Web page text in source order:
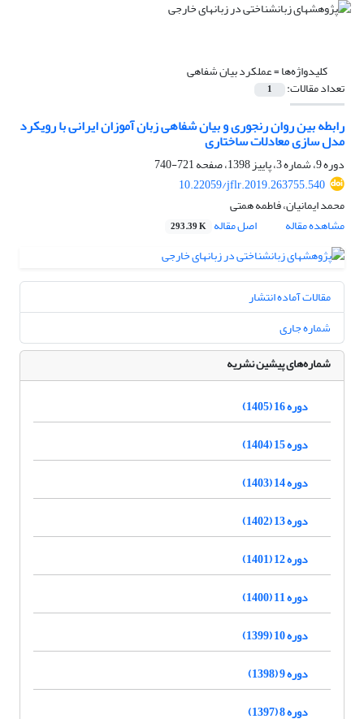
کلیدواژه‌ها =عملکرد بیان شفاهی
تعداد مقالات: 1
رابطه بین روان رنجوری و بیان شفاهی زبان آموزان ایرانی با رویکرد
مدل سازی معادلات ساختاری
دوره 9، شماره 3، پاییز 1398، صفحه
721-740
10.22059/jflr.2019.263755.540
محمد ایمانیان، فاطمه همتی
مشاهده مقاله
اصل مقاله 293.39 K
مقالات آماده انتشار
شماره جاری
شماره‌های پیشین نشریه
دوره 16 (1405)
دوره 15 (1404)
دوره 14 (1403)
دوره 13 (1402)
دوره 12 (1401)
دوره 11 (1400)
دوره 10 (1399)
دوره 9 (1398)
دوره 8 (1397)